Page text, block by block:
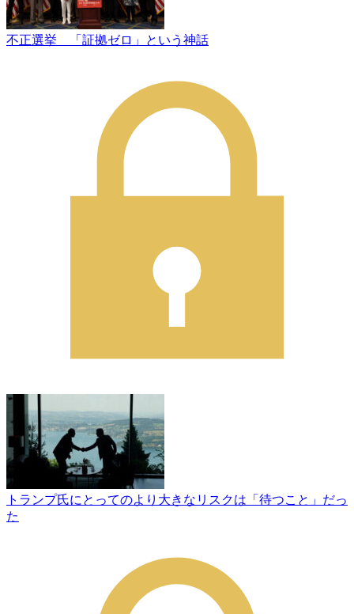
不正選挙 「証拠ゼロ」という神話
トランプ氏にとってのより大きなリスクは「待つこと」だっ
た